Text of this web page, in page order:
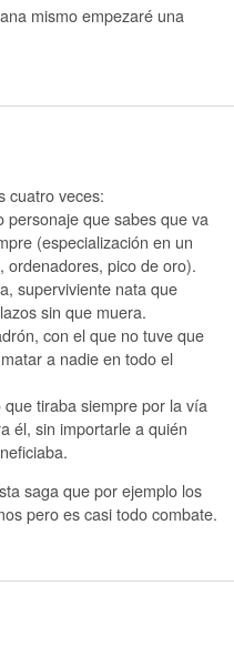
mismo empezaré una
cuatro veces:
que sabes que va
(especialización en un
ordenadores, pico de oro).
superviviente nata que
sin que muera.
con el que no tuve que
a nadie en todo el
tiraba siempre por la vía
él, sin importarle a quién
saga que por ejemplo los
pero es casi todo combate.